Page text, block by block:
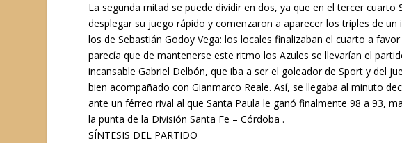
La segunda mitad se puede dividir en dos, ya que en el tercer
desplegar su juego rápido y comenzaron a aparecer los triples de
los de Sebastián Godoy Vega: los locales finalizaban el cuarto a
parecía que de mantenerse este ritmo los Azules se llevarían el
incansable Gabriel Delbón, que iba a ser el goleador de Sport y del
bien acompañado con Gianmarco Reale. Así, se llegaba al minuto
ante un férreo rival al que Santa Paula le ganó finalmente 98 a 93,
la punta de la División Santa Fe – Córdoba .
SÍNTESIS DEL PARTIDO